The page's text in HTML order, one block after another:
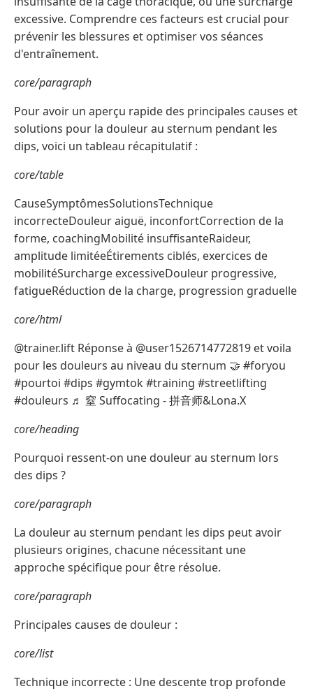
excessive. Comprendre ces facteurs est crucial pour
prévenir les blessures et optimiser vos séances
d'entraînement.
core/paragraph
Pour avoir un aperçu rapide des principales causes et
solutions pour la douleur au sternum pendant les
dips, voici un tableau récapitulatif :
core/table
CauseSymptômesSolutionsTechnique
incorrecteDouleur aiguë, inconfortCorrection de la
forme, coachingMobilité insuffisanteRaideur,
amplitude limitéeÉtirements ciblés, exercices de
mobilitéSurcharge excessiveDouleur progressive,
fatigueRéduction de la charge, progression graduelle
core/html
@trainer.lift Réponse à @user1526714772819 et voila
pour les douleurs au niveau du sternum 🤝 #foryou
#pourtoi #dips #gymtok #training #streetlifting
#douleurs ♬ 窒 Suffocating - 拼音师&Lona.X
core/heading
Pourquoi ressent-on une douleur au sternum lors
des dips ?
core/paragraph
La douleur au sternum pendant les dips peut avoir
plusieurs origines, chacune nécessitant une
approche spécifique pour être résolue.
core/paragraph
Principales causes de douleur :
core/list
Technique incorrecte : Une descente trop profonde